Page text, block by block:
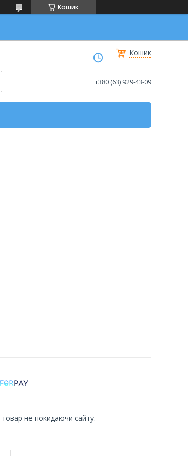
Кошик
Кошик
+380 (63) 929-43-09
товар не покидаючи сайту.